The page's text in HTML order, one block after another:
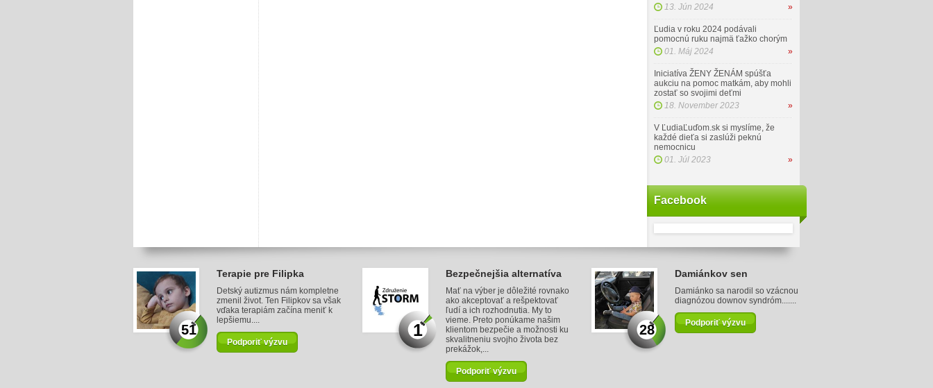
13. Jún 2024
»
Ľudia v roku 2024 podávali
pomocnú ruku najmä ťažko chorým
01. Máj 2024
»
Iniciatíva ŽENY ŽENÁM spúšťa
aukciu na pomoc matkám, aby mohli
zostať so svojimi deťmi
18. November 2023
»
V ĽudiaĽuďom.sk si myslíme, že
každé dieťa si zaslúži peknú
nemocnicu
01. Júl 2023
»
Facebook
51
Terapie pre Filipka
Detský autizmus nám kompletne
zmenil život. Ten Filipkov sa však
vďaka terapiám začína meniť k
lepšiemu....
Podporiť výzvu
1
Bezpečnejšia alternatíva
Mať na výber je dôležité rovnako
ako akceptovať a rešpektovať
ľudí a ich rozhodnutia. My to
vieme. Preto ponúkame našim
klientom bezpečie a možnosti ku
skvalitneniu svojho života bez
prekážok,...
Podporiť výzvu
28
Damiánkov sen
Damiánko sa narodil so vzácnou
diagnózou downov syndróm.......
Podporiť výzvu